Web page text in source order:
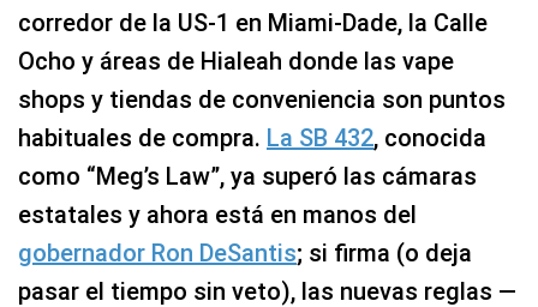
corredor de la US‑1 en Miami-Dade, la Calle
Ocho y áreas de Hialeah donde las vape
shops y tiendas de conveniencia son puntos
habituales de compra. La SB 432, conocida
como “Meg’s Law”, ya superó las cámaras
estatales y ahora está en manos del
gobernador Ron DeSantis; si firma (o deja
pasar el tiempo sin veto), las nuevas reglas —